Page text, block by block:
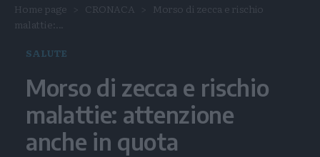
Home page CRONACA
Morso di zecca e rischio
malattie:...
SALUTE
Morso di zecca e rischio
malattie: attenzione
anche in quota